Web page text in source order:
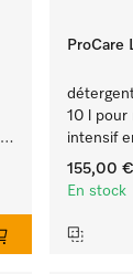
ProCare
10 l
intensif
verrerie
155,00 €
En stock